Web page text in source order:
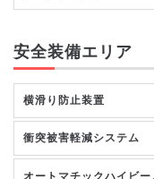
安全装備エリア
横滑り防止装置
衝突被害軽減システム
オートマチックハイビー